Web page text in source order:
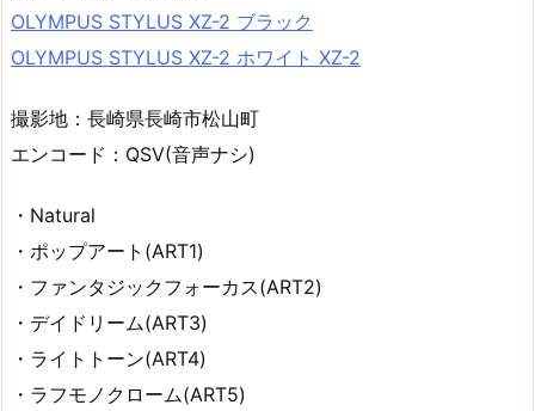
OLYMPUS STYLUS XZ-2 ブラック
OLYMPUS STYLUS XZ-2 ホワイト XZ-2
撮影地：長崎県長崎市松山町
エンコード：QSV(音声ナシ)
・Natural
・ポップアート(ART1)
・ファンタジックフォーカス(ART2)
・デイドリーム(ART3)
・ライトトーン(ART4)
・ラフモノクローム(ART5)